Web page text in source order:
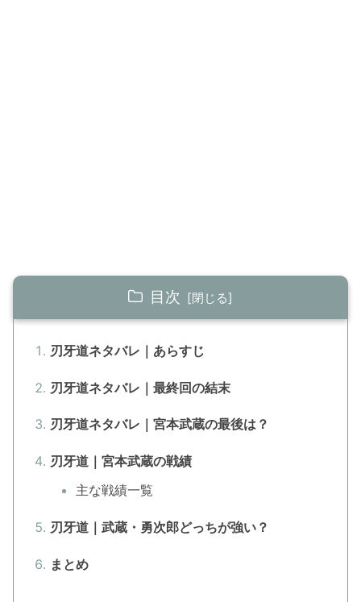
目次
刃牙道ネタバレ｜あらすじ
刃牙道ネタバレ｜最終回の結末
刃牙道ネタバレ｜宮本武蔵の最後は？
刃牙道｜宮本武蔵の戦績
主な戦績一覧
刃牙道｜武蔵・勇次郎どっちが強い？
まとめ